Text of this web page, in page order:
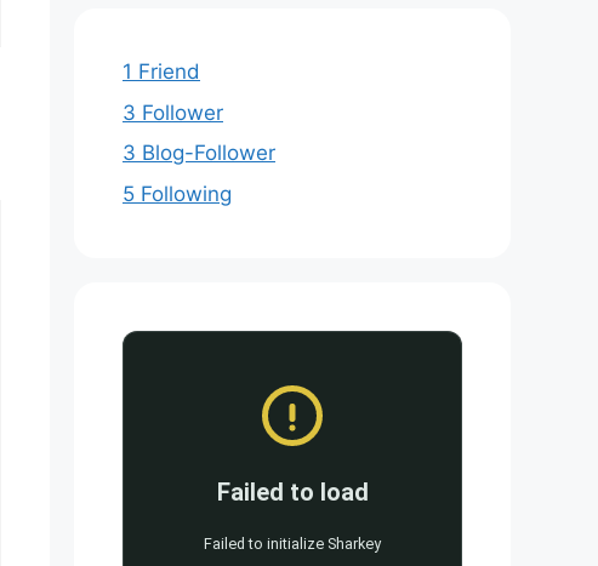
1 Friend
3 Follower
3 Blog-Follower
5 Following